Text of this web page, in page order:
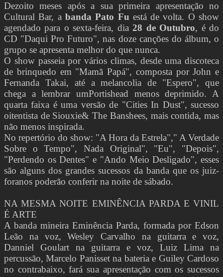
Dezoito meses após a sua primeira apresentação no
Cultural Bar, a banda Pato Fu está de volta. O show
agendado para o sexta-feira, dia28 de Outubro, é do
CD "Daqui Pro Futuro", nas doze canções do álbum, o
grupo se apresenta melhor do que nunca.
O show passeia por vários climas, desde uma discoteca
de brinquedo em "Mamã Papá", composta por John e
Fernanda Takai, até a melancolia de "Espero", que
chega a lembrar umPortishead menos deprimido. A
quarta faixa é uma versão de "Cities In Dust", sucesso
oitentista de Siouxie& The Banshees, mais contida, mas
não menos inspirada.
No repertório do show: "A Hora da Estrela"," A Verdade
Sobre o Tempo", Nada Original", "Eu", "Depois",
"Perdendo os Dentes" e "Ando Meio Desligado", esses
são alguns dos grandes sucessos da banda que os juiz-
foranos poderão conferir na noite de sábado.
NA MESMA NOITE EMINÊNCIA PARDA E VINIL
É ARTE
A banda mineira Eminência Parda, formada por Edson
Leão na voz, Wesley Carvalho na guitarra e voz,
Danniel Goulart na guitarra e voz, Luiz Lima na
percussão, Marcelo Panisset na bateria e Guiley Cardoso
no contrabaixo, fará sua apresentação com os sucessos